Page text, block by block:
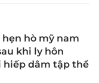
hò mỹ nam
khi ly hôn
hiếp dâm tập thể